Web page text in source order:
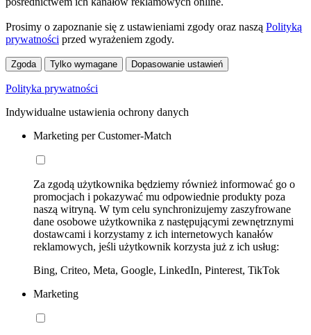
Prosimy o zapoznanie się z ustawieniami zgody oraz naszą Polityką
prywatności przed wyrażeniem zgody.
Zgoda Tylko wymagane Dopasowanie ustawień
Polityka prywatności
Indywidualne ustawienia ochrony danych
Marketing per Customer-Match
Za zgodą użytkownika będziemy również informować go o
promocjach i pokazywać mu odpowiednie produkty poza
naszą witryną. W tym celu synchronizujemy zaszyfrowane
dane osobowe użytkownika z następującymi zewnętrznymi
dostawcami i korzystamy z ich internetowych kanałów
reklamowych, jeśli użytkownik korzysta już z ich usług:
Bing, Criteo, Meta, Google, LinkedIn, Pinterest, TikTok
Marketing